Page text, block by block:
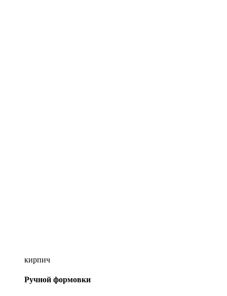
кирпич
Ручной формовки